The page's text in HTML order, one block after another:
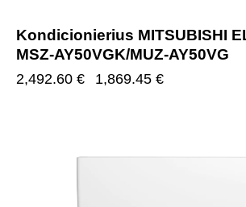
Kondicionierius MITSUBISHI
MSZ-AY50VGK/MUZ-AY50VG
2,492.60 € 1,869.45 €